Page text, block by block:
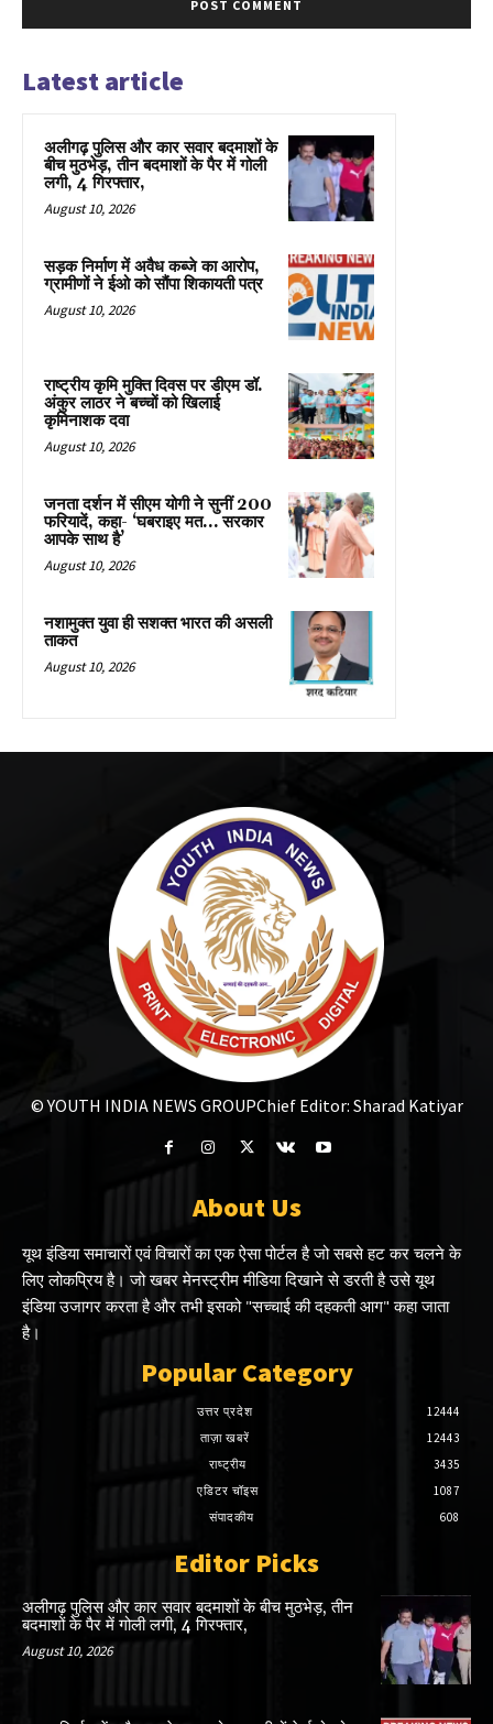
Latest article
अलीगढ़ पुलिस और कार सवार बदमाशों के
बीच मुठभेड़, तीन बदमाशों के पैर में गोली
लगी, 4 गिरफ्तार,
August 10, 2026
सड़क निर्माण में अवैध कब्जे का आरोप,
ग्रामीणों ने ईओ को सौंपा शिकायती पत्र
August 10, 2026
राष्ट्रीय कृमि मुक्ति दिवस पर डीएम डॉ.
अंकुर लाठर ने बच्चों को खिलाई
कृमिनाशक दवा
August 10, 2026
जनता दर्शन में सीएम योगी ने सुनीं 200
फरियादें, कहा- ‘घबराइए मत… सरकार
आपके साथ है’
August 10, 2026
नशामुक्त युवा ही सशक्त भारत की असली
ताकत
August 10, 2026
© YOUTH INDIA NEWS GROUPChief Editor: Sharad Katiyar
About Us
यूथ इंडिया समाचारों एवं विचारों का एक ऐसा पोर्टल है जो सबसे हट कर चलने के
लिए लोकप्रिय है। जो खबर मेनस्ट्रीम मीडिया दिखाने से डरती है उसे यूथ
इंडिया उजागर करता है और तभी इसको "सच्चाई की दहकती आग" कहा जाता
है।
Popular Category
उत्तर प्रदेश
12444
ताज़ा खबरें
12443
राष्ट्रीय
3435
एडिटर चॉइस
1087
संपादकीय
608
Editor Picks
अलीगढ़ पुलिस और कार सवार बदमाशों के बीच मुठभेड़, तीन
बदमाशों के पैर में गोली लगी, 4 गिरफ्तार,
August 10, 2026